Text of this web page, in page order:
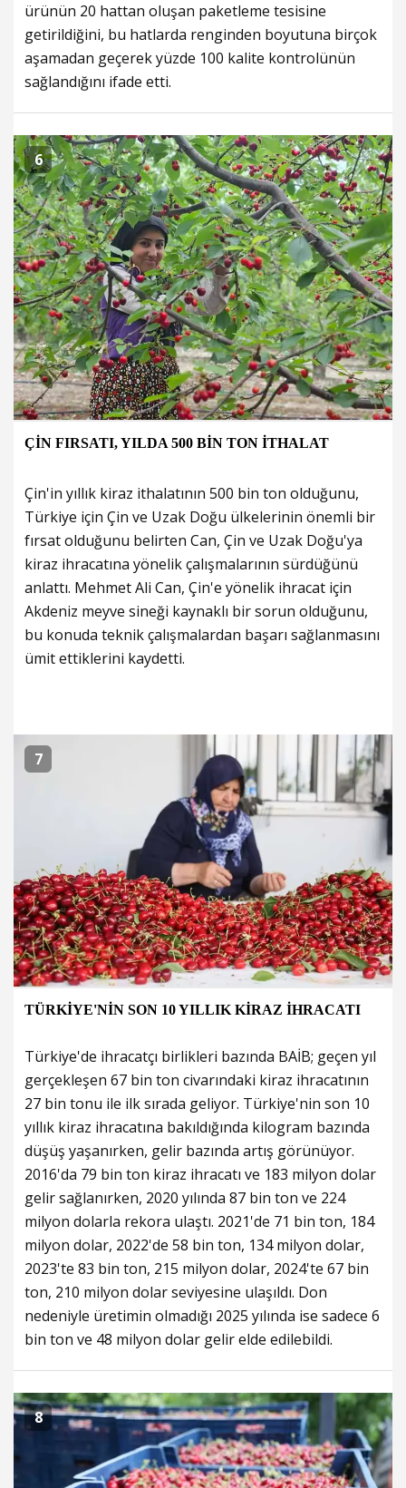
ürünün 20 hattan oluşan paketleme tesisine
getirildiğini, bu hatlarda renginden boyutuna birçok
aşamadan geçerek yüzde 100 kalite kontrolünün
sağlandığını ifade etti.
6
ÇİN FIRSATI, YILDA 500 BİN TON İTHALAT
Çin'in yıllık kiraz ithalatının 500 bin ton olduğunu,
Türkiye için Çin ve Uzak Doğu ülkelerinin önemli bir
fırsat olduğunu belirten Can, Çin ve Uzak Doğu'ya
kiraz ihracatına yönelik çalışmalarının sürdüğünü
anlattı. Mehmet Ali Can, Çin'e yönelik ihracat için
Akdeniz meyve sineği kaynaklı bir sorun olduğunu,
bu konuda teknik çalışmalardan başarı sağlanmasını
ümit ettiklerini kaydetti.
7
TÜRKİYE'NİN SON 10 YILLIK KİRAZ İHRACATI
Türkiye'de ihracatçı birlikleri bazında BAİB; geçen yıl
gerçekleşen 67 bin ton civarındaki kiraz ihracatının
27 bin tonu ile ilk sırada geliyor. Türkiye'nin son 10
yıllık kiraz ihracatına bakıldığında kilogram bazında
düşüş yaşanırken, gelir bazında artış görünüyor.
2016'da 79 bin ton kiraz ihracatı ve 183 milyon dolar
gelir sağlanırken, 2020 yılında 87 bin ton ve 224
milyon dolarla rekora ulaştı. 2021'de 71 bin ton, 184
milyon dolar, 2022'de 58 bin ton, 134 milyon dolar,
2023'te 83 bin ton, 215 milyon dolar, 2024'te 67 bin
ton, 210 milyon dolar seviyesine ulaşıldı. Don
nedeniyle üretimin olmadığı 2025 yılında ise sadece 6
bin ton ve 48 milyon dolar gelir elde edilebildi.
8